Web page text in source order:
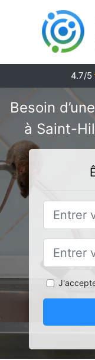
4.7/5
Besoin
à Saint-